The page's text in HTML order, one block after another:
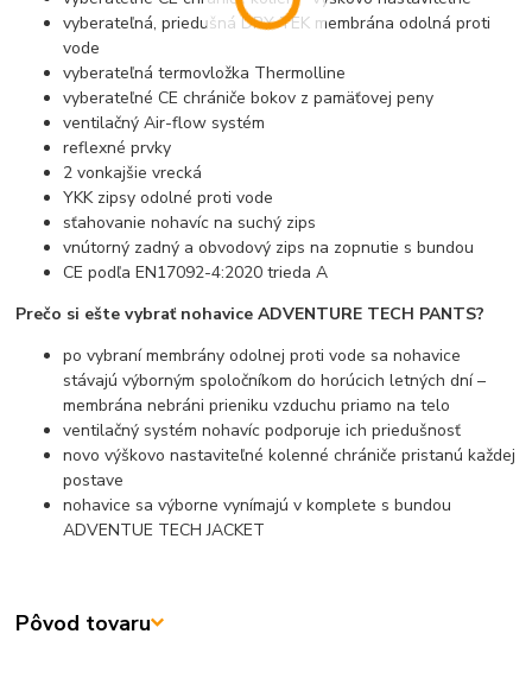
vyberateľná, priedušná DRY TEK membrána odolná proti
vode
vyberateľná termovložka Thermolline
vyberateľné CE chrániče bokov z pamäťovej peny
ventilačný Air-flow systém
reflexné prvky
2 vonkajšie vrecká
YKK zipsy odolné proti vode
sťahovanie nohavíc na suchý zips
vnútorný zadný a obvodový zips na zopnutie s bundou
CE podľa EN17092-4:2020 trieda A
Prečo si ešte vybrať nohavice ADVENTURE TECH PANTS?
po vybraní membrány odolnej proti vode sa nohavice
stávajú výborným spoločníkom do horúcich letných dní –
membrána nebráni prieniku vzduchu priamo na telo
ventilačný systém nohavíc podporuje ich priedušnosť
novo výškovo nastaviteľné kolenné chrániče pristanú každej
postave
nohavice sa výborne vynímajú v komplete s bundou
ADVENTUE TECH JACKET
Pôvod tovaru